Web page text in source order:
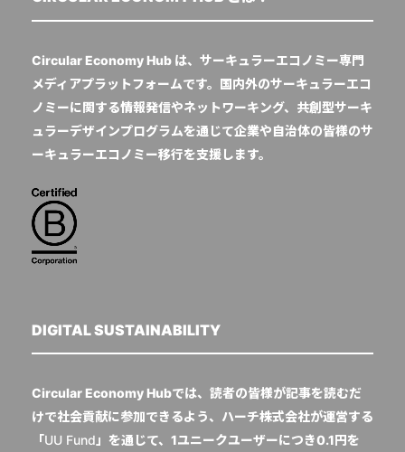
Circular Economy Hub は、サーキュラーエコノミー専門
メディアプラットフォームです。国内外のサーキュラーエコ
ノミーに関する情報発信やネットワーキング、共創型サーキ
ュラーデザインプログラムを通じて企業や自治体の皆様のサ
ーキュラーエコノミー移行を支援します。
DIGITAL SUSTAINABILITY
Circular Economy Hubでは、読者の皆様が記事を読むだ
けで社会貢献に参加できるよう、ハーチ株式会社が運営する
「UU Fund 」を通じて、1ユニークユーザーにつき0.1円を